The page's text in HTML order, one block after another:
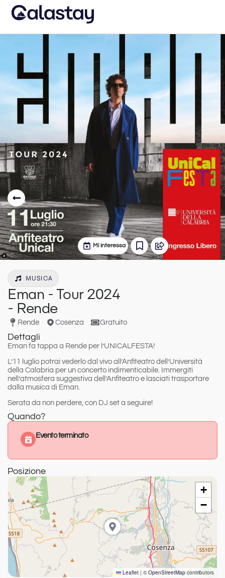
Mi interessa
MUSICA
Eman - Tour 2024
- Rende
Rende Cosenza Gratuito
Dettagli
Eman fa tappa a Rende per l’UNICALFESTA!
L’11 luglio potrai vederlo dal vivo all’Anfiteatro dell’Università
della Calabria per un concerto indimenticabile. Immergiti
nell’atmosfera suggestiva dell’Anfiteatro e lasciati trasportare
dalla musica di Eman.
Serata da non perdere, con DJ set a seguire!
Quando?
Evento terminato
Posizione
+
−
Leaflet | ©OpenStreetMap contributors